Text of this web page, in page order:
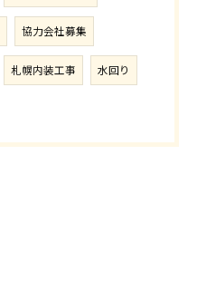
協力会社募集
札幌内装工事 水回り